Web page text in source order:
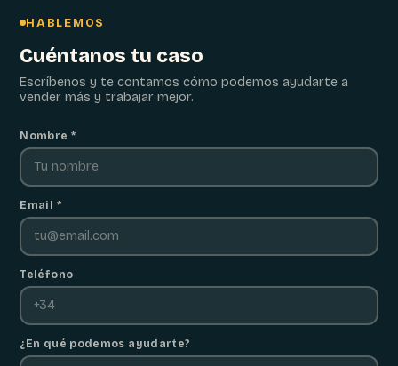
HABLEMOS
Cuéntanos tu caso
Escríbenos y te contamos cómo podemos ayudarte a
vender más y trabajar mejor.
Nombre *
Email *
Teléfono
¿En qué podemos ayudarte?